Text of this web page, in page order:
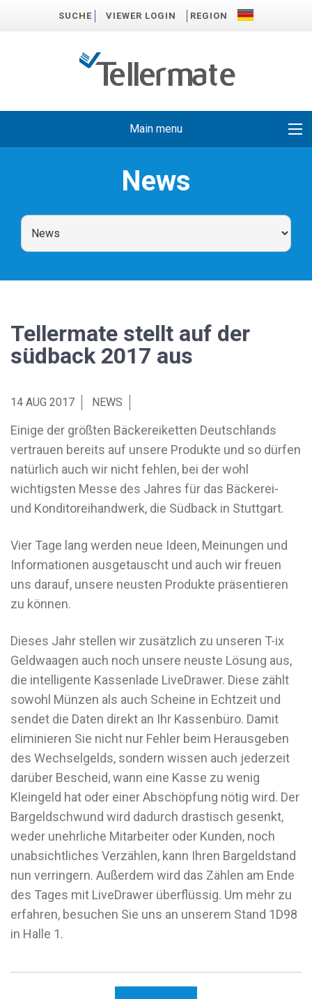
SUCHE VIEWER LOGIN REGION
Main menu
News
Tellermate stellt auf der
südback 2017 aus
14 AUG 2017 NEWS
Einige der größten Bäckereiketten Deutschlands
vertrauen bereits auf unsere Produkte und so dürfen
natürlich auch wir nicht fehlen, bei der wohl
wichtigsten Messe des Jahres für das Bäckerei-
und Konditoreihandwerk, die Südback in Stuttgart.
Vier Tage lang werden neue Ideen, Meinungen und
Informationen ausgetauscht und auch wir freuen
uns darauf, unsere neusten Produkte präsentieren
zu können.
Dieses Jahr stellen wir zusätzlich zu unseren T-ix
Geldwaagen auch noch unsere neuste Lösung aus,
die intelligente Kassenlade LiveDrawer. Diese zählt
sowohl Münzen als auch Scheine in Echtzeit und
sendet die Daten direkt an Ihr Kassenbüro. Damit
eliminieren Sie nicht nur Fehler beim Herausgeben
des Wechselgelds, sondern wissen auch jederzeit
darüber Bescheid, wann eine Kasse zu wenig
Kleingeld hat oder einer Abschöpfung nötig wird. Der
Bargeldschwund wird dadurch drastisch gesenkt,
weder unehrliche Mitarbeiter oder Kunden, noch
unabsichtliches Verzählen, kann Ihren Bargeldstand
nun verringern. Außerdem wird das Zählen am Ende
des Tages mit LiveDrawer überflüssig. Um mehr zu
erfahren, besuchen Sie uns an unserem Stand 1D98
in Halle 1.